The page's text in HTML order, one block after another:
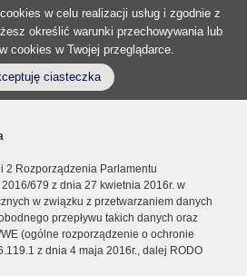
w celu realizacji usług i zgodnie z
określić warunki przechowywania lub
cookies w Twojej przeglądarce.
ciasteczka
2 Rozporządzenia Parlamentu
679 z dnia 27 kwietnia 2016r. w
w związku z przetwarzaniem danych
przepływu takich danych oraz
(ogólne rozporządzenie o ochronie
z dnia 4 maja 2016r., dalej RODO